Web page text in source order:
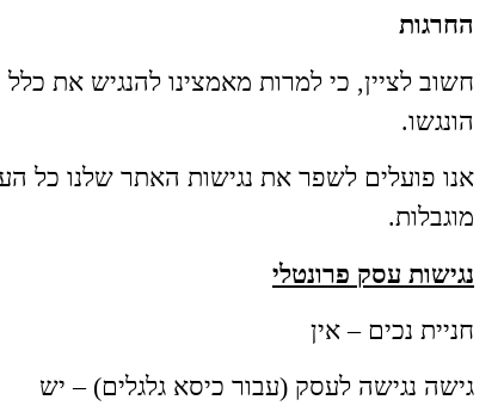
החרגות
חשוב לציין, כי למרות מאמצינו להנגיש את
הונגשו.
אנו פועלים לשפר את נגישות האתר שלנו כל
מוגבלות.
נגישות עסק פרונטלי
חניית נכים – אין
גישה נגישה לעסק (עבור כיסא גלגלים) – יש